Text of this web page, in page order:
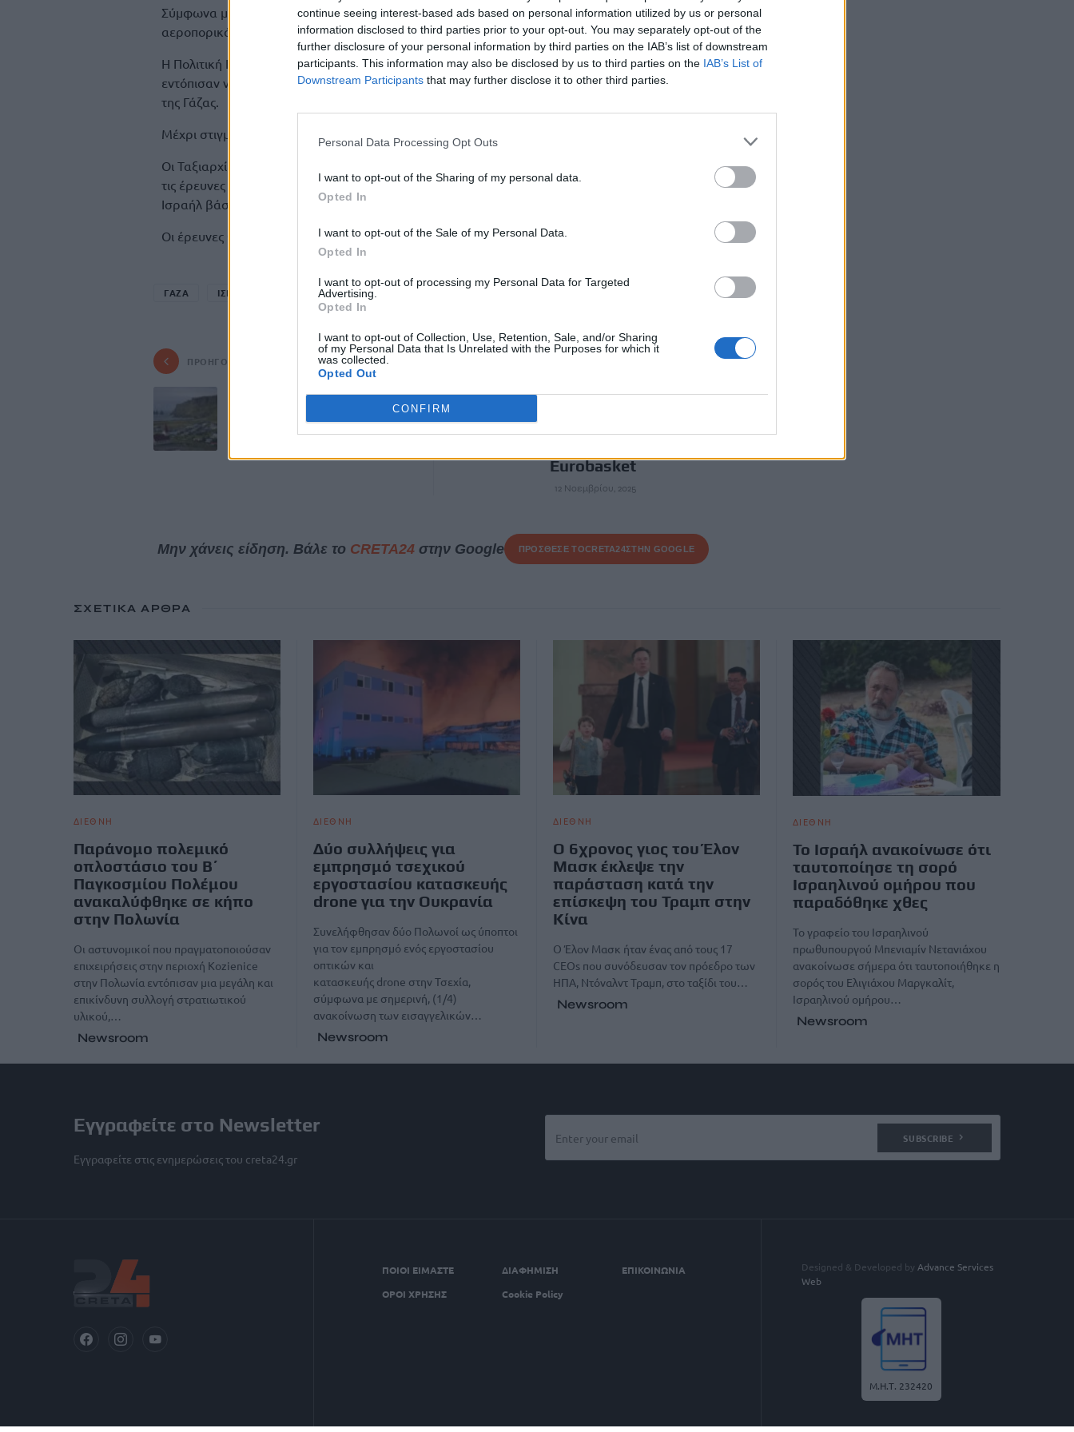
continue seeing interest-based ads based on personal information utilized by us or personal
information disclosed to third parties prior to your opt-out. You may separately opt-out of the
further disclosure of your personal information by third parties on the IAB’s list of downstream
participants. This information may also be disclosed by us to third parties on the IAB’s List of
Downstream Participants that may further disclose it to other third parties.
Personal Data Processing Opt Outs
I want to opt-out of the Sharing of my personal data.
Opted In
I want to opt-out of the Sale of my Personal Data.
Opted In
I want to opt-out of processing my Personal Data for Targeted
Advertising.
Opted In
I want to opt-out of Collection, Use, Retention, Sale, and/or Sharing
of my Personal Data that Is Unrelated with the Purposes for which it
was collected.
Opted Out
CONFIRM
Σύμφωνα με το Al Jazeera, ισραηλινά πολεμικά αεροπλάνα πραγματοποίησαν τρία
αεροπορικά χτυπήματα στην βορειοανατολική Μπέιτ Λαχία.
Η Πολιτική Προστασία του παλαιστινιακού θύλακα ανακοίνωσε ότι τα σωστικά συνεργεία της
εντόπισαν νέο μαζικό τάφο στο προαύλιο της κλινικής Σεΐχης Ραντουάν στα δυτικά της πόλης
της Γάζας.
Μέχρι στιγμής έχουν ανασυρθεί 51 σοροί Παλαιστινίων.
Οι Ταξιαρχίες Κασάμ, το ένοπλο τμήμα της Χαμάς, ανακοίνωσαν ότι σταμάτησαν για σήμερα
τις έρευνες για τις σορούς των υπόλοιπων τεσσάρων ομήρων που πρέπει να παραδώσουν στο
Ισραήλ βάσει της συμφωνίας εκεχειρίας.
Οι έρευνες θα ξεκινήσουν ξανά την Πέμπτη.
ΓΑΖΑ ΙΣΡΑΗΛ ΜΑΖΙΚΟΣ ΤΑΦΟΣ ΠΑΛΑΙΣΤΙΝΗ
ΠΡΟΗΓΟΎΜΕΝΟ
Η Ισλανδία ανησυχεί για
πιθανή νέα Εποχή των
Παγετώνων
Εθνική Γυναικών:
από την Κροατία στα
Eurobasket
12 Νοεμβρίου, 2025
Μην χάνεις είδηση. Βάλε το CRETA24στην Google ΠΡΟΣΘΕΣΕ ΤΟCRETA24ΣΤΗΝ GOOGLE
ΣΧΕΤΙΚΆ ΆΡΘΡΑ
ΔΙΕΘΝΗ
Παράνομο πολεμικό
οπλοστάσιο του Β΄
Παγκοσμίου Πολέμου
ανακαλύφθηκε σε κήπο
στην Πολωνία
Οι αστυνομικοί που πραγματοποιούσαν
επιχειρήσεις στην περιοχή Kozienice
στην Πολωνία εντόπισαν μια μεγάλη και
επικίνδυνη συλλογή στρατιωτικού
υλικού,…
Newsroom
ΔΙΕΘΝΗ
Δύο συλλήψεις για
εμπρησμό τσεχικού
εργοστασίου κατασκευής
drone για την Ουκρανία
Συνελήφθησαν δύο Πολωνοί ως ύποπτοι
για τον εμπρησμό ενός εργοστασίου
οπτικών και
κατασκευής drone στην Τσεχία,
σύμφωνα με σημερινή, (1/4)
ανακοίνωση των εισαγγελικών…
Newsroom
ΔΙΕΘΝΗ
Ο 6χρονος γιος του Έλον
Μασκ έκλεψε την
παράσταση κατά την
επίσκεψη του Τραμπ στην
Κίνα
Ο Έλον Μασκ ήταν ένας από τους 17
CEOs που συνόδευσαν τον πρόεδρο των
ΗΠΑ, Ντόναλντ Τραμπ, στο ταξίδι του…
Newsroom
ΔΙΕΘΝΗ
Το Ισραήλ ανακοίνωσε ότι
ταυτοποίησε τη σορό
Ισραηλινού ομήρου που
παραδόθηκε χθες
Το γραφείο του Ισραηλινού
πρωθυπουργού Μπενιαμίν Νετανιάχου
ανακοίνωσε σήμερα ότι ταυτοποιήθηκε η
σορός του Ελιγιάχου Μαργκαλίτ,
Ισραηλινού ομήρου…
Newsroom
Εγγραφείτε στο Newsletter
Εγγραφείτε στις ενημερώσεις του creta24.gr
SUBSCRIBE
ΠΟΙΟΙ ΕΙΜΑΣΤΕ ΔΙΑΦΗΜΙΣΗ
ΕΠΙΚΟΙΝΩΝΙΑ
ΟΡΟΙ ΧΡΗΣΗΣ
Cookie Policy
Designed & Developed by Advance Services
Web
Μ.Η.Τ. 232420